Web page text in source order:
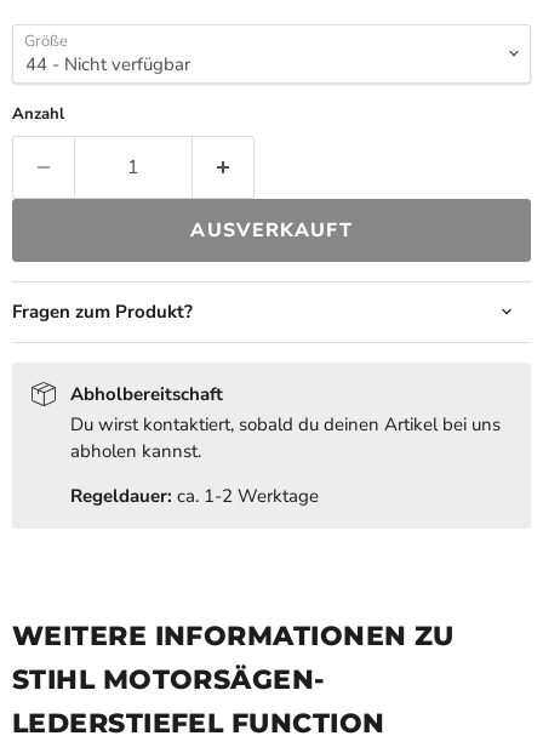
Größe
Anzahl
AUSVERKAUFT
Fragen zum Produkt?
Abholbereitschaft
Du wirst kontaktiert, sobald du deinen Artikel bei uns
abholen kannst.
Regeldauer: ca. 1-2 Werktage
WEITERE INFORMATIONEN ZU
STIHL MOTORSÄGEN-
LEDERSTIEFEL FUNCTION